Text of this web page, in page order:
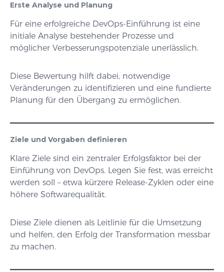
Erste Analyse und Planung
Für eine erfolgreiche DevOps-Einführung ist eine
initiale Analyse bestehender Prozesse und
möglicher Verbesserungspotenziale unerlässlich.
Diese Bewertung hilft dabei, notwendige
Veränderungen zu identifizieren und eine fundierte
Planung für den Übergang zu ermöglichen.
Ziele und Vorgaben definieren
Klare Ziele sind ein zentraler Erfolgsfaktor bei der
Einführung von DevOps. Legen Sie fest, was erreicht
werden soll – etwa kürzere Release-Zyklen oder eine
höhere Softwarequalität.
Diese Ziele dienen als Leitlinie für die Umsetzung
und helfen, den Erfolg der Transformation messbar
zu machen.